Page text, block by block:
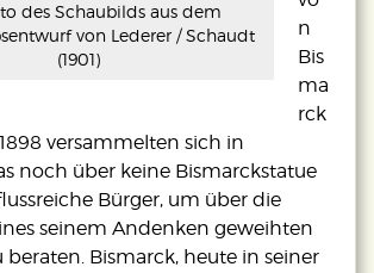
des Schaubilds aus dem
von Lederer / Schaudt
(1901)
n
Bis
ma
rck
versammelten sich in
noch über keine Bismarckstatue
Bürger, um über die
seinem Andenken geweihten
beraten. Bismarck, heute in seiner